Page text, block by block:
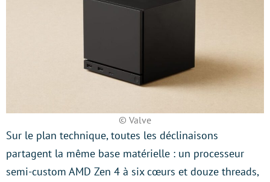
© Valve
Sur le plan technique, toutes les déclinaisons
partagent la même base matérielle : un processeur
semi-custom AMD Zen 4 à six cœurs et douze threads,